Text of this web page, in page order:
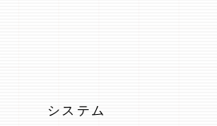
システム